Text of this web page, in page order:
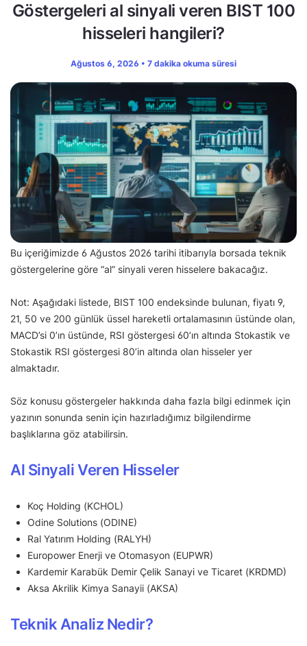
Göstergeleri al sinyali veren BIST 100
hisseleri hangileri?
Ağustos 6, 2026 • 7 dakika okuma süresi
Bu içeriğimizde 6 Ağustos 2026 tarihi itibarıyla borsada teknik
göstergelerine göre “al” sinyali veren hisselere bakacağız.
Not: Aşağıdaki listede, BIST 100 endeksinde bulunan, fiyatı 9,
21, 50 ve 200 günlük üssel hareketli ortalamasının üstünde olan,
MACD’si 0’ın üstünde, RSI göstergesi 60’ın altında Stokastik ve
Stokastik RSI göstergesi 80’in altında olan hisseler yer
almaktadır.
Söz konusu göstergeler hakkında daha fazla bilgi edinmek için
yazının sonunda senin için hazırladığımız bilgilendirme
başlıklarına göz atabilirsin.
Al Sinyali Veren Hisseler
Koç Holding (KCHOL)
Odine Solutions (ODINE)
Ral Yatırım Holding (RALYH)
Europower Enerji ve Otomasyon (EUPWR)
Kardemir Karabük Demir Çelik Sanayi ve Ticaret (KRDMD)
Aksa Akrilik Kimya Sanayii (AKSA)
Teknik Analiz Nedir?